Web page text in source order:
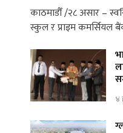
काठमाडौँ /२८ असार –
स्कुल र प्राइम कमर्सियल
४